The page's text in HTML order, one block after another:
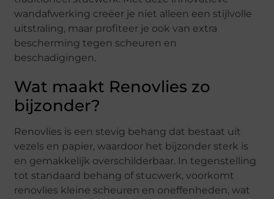
wandafwerking creëer je niet alleen een stijlvolle
uitstraling, maar profiteer je ook van extra
bescherming tegen scheuren en
beschadigingen.
Wat maakt Renovlies zo
bijzonder?
Renovlies is een stevig behang dat bestaat uit
vezels en papier, waardoor het bijzonder sterk is
en gemakkelijk overschilderbaar. In tegenstelling
tot standaard behang of stucwerk, voorkomt
renovlies kleine scheuren en oneffenheden, wat